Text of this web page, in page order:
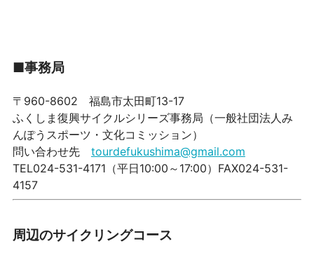
■事務局
〒960-8602 福島市太田町13-17
ふくしま復興サイクルシリーズ事務局（一般社団法人み
んぽうスポーツ・文化コミッション）
問い合わせ先 tourdefukushima@gmail.com
TEL024-531-4171（平日10:00～17:00）FAX024-531-
4157
周辺のサイクリングコース